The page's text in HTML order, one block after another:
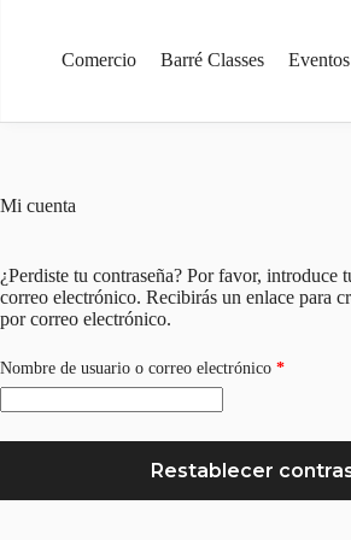
contenidoComercio Barré Classes Eventos
Mi cuenta
¿Perdiste tu contraseña? Por favor, introduce
correo electrónico. Recibirás un enlace para
por correo electrónico.
Nombre de usuario o correo electrónico *
Restablecer